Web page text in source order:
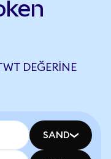
DEĞERINE
SAND